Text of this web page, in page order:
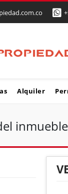
Alquiler
inmueble